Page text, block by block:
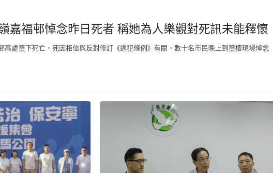
嘉福邨悼念昨日死者 稱她為人樂觀對死訊未能釋懷
高處墮下死亡，死因相信與反對修訂《逃犯條例》有關，數十名市民晚上到墮樓現場悼念